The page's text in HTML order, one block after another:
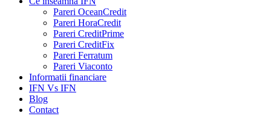
Pareri OceanCredit
Pareri HoraCredit
Pareri CreditPrime
Pareri CreditFix
Pareri Ferratum
Pareri Viaconto
Informatii financiare
IFN Vs IFN
Blog
Contact